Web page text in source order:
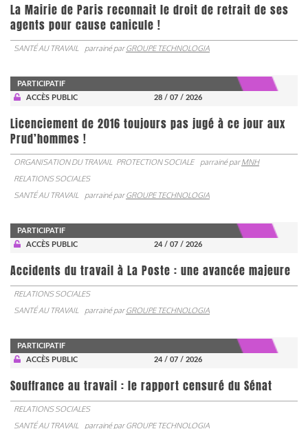
La Mairie de Paris reconnait le droit de retrait de ses
agents pour cause canicule !
SANTÉ AU TRAVAIL parrainé parGROUPE TECHNOLOGIA
PARTICIPATIF
ACCÈS PUBLIC
28 / 07 / 2026
Licenciement de 2016 toujours pas jugé à ce jour aux
Prud’hommes !
ORGANISATION DU TRAVAIL PROTECTION SOCIALE parrainé parMNH
RELATIONS SOCIALES
SANTÉ AU TRAVAIL
parrainé parGROUPE TECHNOLOGIA
PARTICIPATIF
ACCÈS PUBLIC
24 / 07 / 2026
Accidents du travail à La Poste : une avancée majeure
RELATIONS SOCIALES
SANTÉ AU TRAVAIL
parrainé parGROUPE TECHNOLOGIA
PARTICIPATIF
ACCÈS PUBLIC
24 / 07 / 2026
Souffrance au travail : le rapport censuré du Sénat
RELATIONS SOCIALES
SANTÉ AU TRAVAIL
parrainé parGROUPE TECHNOLOGIA